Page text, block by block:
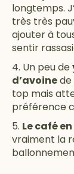
longtemps.
très très
ajouter à
sentir
4. Un peu de
d’avoinede
top mais
préférence
5. Le café
vraiment la